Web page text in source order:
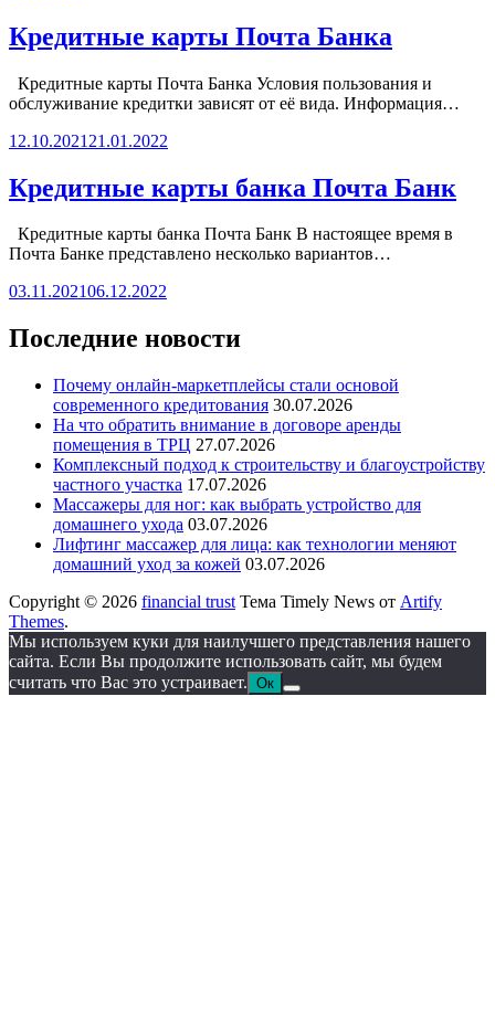
Кредитные карты Почта Банка
Кредитные карты Почта Банка Условия пользования и
обслуживание кредитки зависят от её вида. Информация…
12.10.2021 21.01.2022
Кредитные карты банка Почта Банк
Кредитные карты банка Почта Банк В настоящее время в
Почта Банке представлено несколько вариантов…
03.11.202106.12.2022
Последние новости
Почему онлайн-маркетплейсы стали основой
современного кредитования 30.07.2026
На что обратить внимание в договоре аренды
помещения в ТРЦ 27.07.2026
Комплексный подход к строительству и благоустройству
частного участка 17.07.2026
Массажеры для ног: как выбрать устройство для
домашнего ухода 03.07.2026
Лифтинг массажер для лица: как технологии меняют
домашний уход за кожей 03.07.2026
Copyright © 2026 financial trust Тема Timely News от Artify
Themes.
Мы используем куки для наилучшего представления нашего
сайта. Если Вы продолжите использовать сайт, мы будем
считать что Вас это устраивает. Ок